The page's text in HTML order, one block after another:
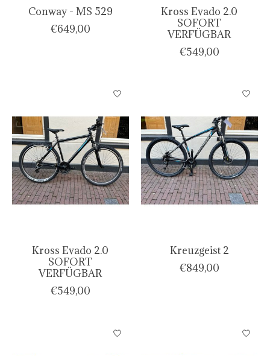
Conway - MS 529
€649,00
Kross Evado 2.0
SOFORT
VERFÜGBAR
€549,00
Kross Evado 2.0
SOFORT
VERFÜGBAR
€549,00
Kreuzgeist 2
€849,00